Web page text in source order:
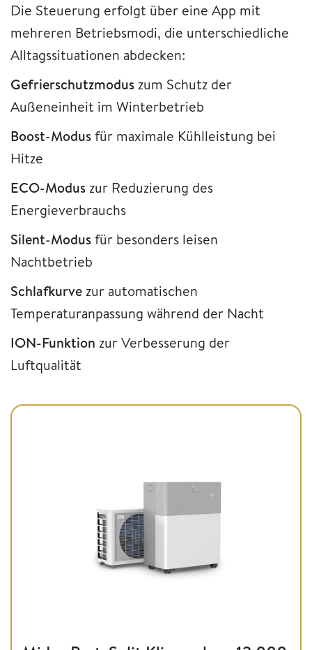
Die Steuerung erfolgt über eine App mit
mehreren Betriebsmodi, die unterschiedliche
Alltagssituationen abdecken:
Gefrierschutzmoduszum Schutz der
Außeneinheit im Winterbetrieb
Boost-Modusfür maximale Kühlleistung bei
Hitze
ECO-Moduszur Reduzierung des
Energieverbrauchs
Silent-Modusfür besonders leisen
Nachtbetrieb
Schlafkurvezur automatischen
Temperaturanpassung während der Nacht
ION-Funktion zur Verbesserung der
Luftqualität